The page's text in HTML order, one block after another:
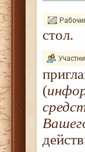
стол.
(